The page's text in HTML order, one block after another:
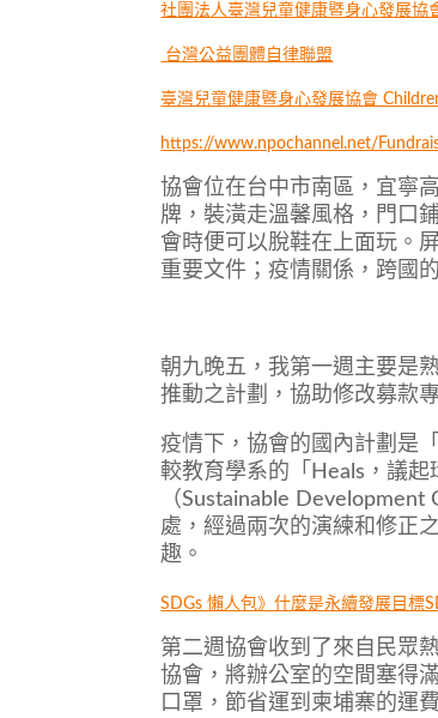
社團法人臺灣兒童健康暨身心發展協
台灣公益團體自律聯盟
臺灣兒童健康暨身心發展協會
https://www.npochannel.net/
協會位在台中市南區，宜寧
牌，裝潢走溫馨風格，門口
會時便可以脫鞋在上面玩。
重要文件；疫情關係，跨國
朝九晚五，我第一週主要是
推動之計劃，協助修改募款
疫情下，協會的國內計劃是
較教育學系的「Heals，議
（Sustainable
處，經過兩次的演練和修正
趣。
SDGs 懶人包》什麼是永續發展目標
第二週協會收到了來自民眾
協會，將辦公室的空間塞得
口罩，節省運到柬埔寨的運